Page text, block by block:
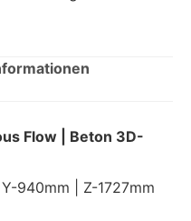
Flow | Beton 3D-
940mm | Z-1727mm